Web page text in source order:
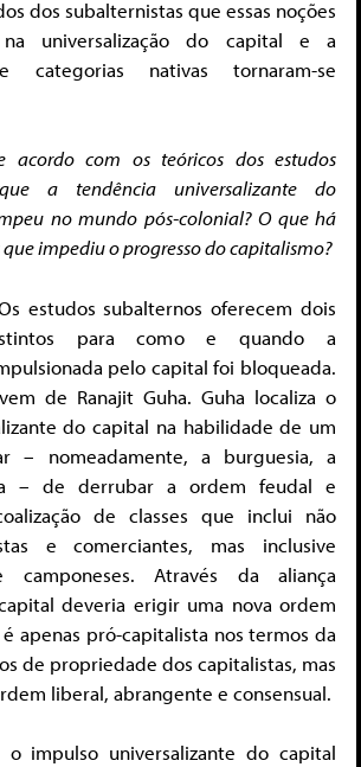
dos subalternistas que essas noções
universalização do capital e a
categorias nativas tornaram-se
acordo com os teóricos dos estudos
a tendência universalizante do
no mundo pós-colonial? O que há
que impediu o progresso do capitalismo?
estudos subalternos oferecem dois
para como e quando a
pelo capital foi bloqueada.
de Ranajit Guha. Guha localiza o
do capital na habilidade de um
– nomeadamente, a burguesia, a
– de derrubar a ordem feudal e
de classes que inclui não
e comerciantes, mas inclusive
camponeses. Através da aliança
deveria erigir uma nova ordem
apenas pró-capitalista nos termos da
de propriedade dos capitalistas, mas
liberal, abrangente e consensual.
o impulso universalizante do capital